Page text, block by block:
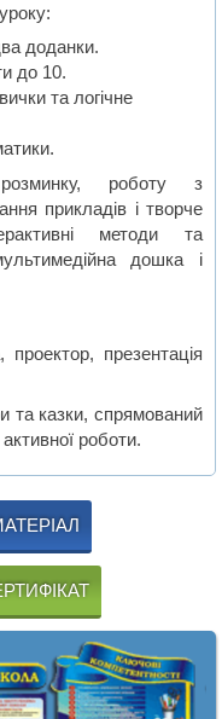
доданки.
до 10.
та логічне
роботу з
прикладів і творче
методи та
дошка і
презентація
та казки, спрямований
роботи.